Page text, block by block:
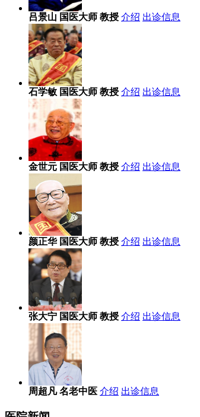
吕景山 国医大师 教授 介绍 出诊信息
石学敏 国医大师 教授 介绍 出诊信息
金世元 国医大师 教授 介绍 出诊信息
颜正华 国医大师 教授 介绍 出诊信息
张大宁 国医大师 教授 介绍 出诊信息
周超凡 名老中医 介绍 出诊信息